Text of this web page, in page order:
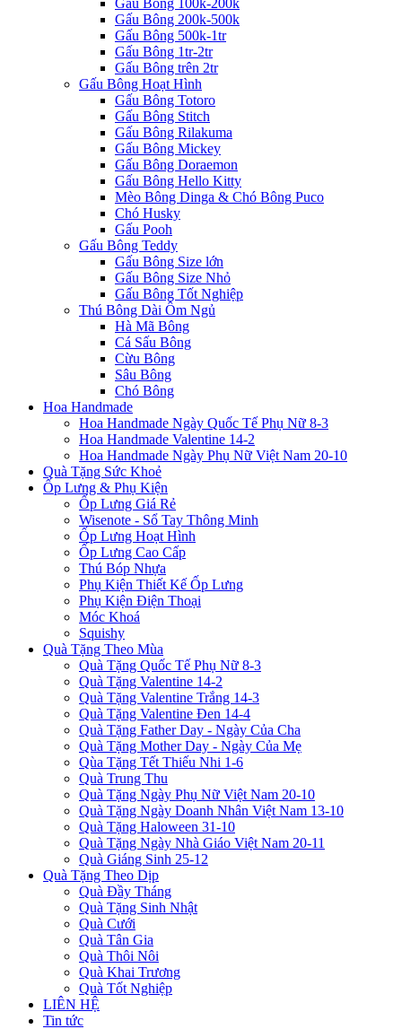
Gấu Bông 100k-200k
Gấu Bông 200k-500k
Gấu Bông 500k-1tr
Gấu Bông 1tr-2tr
Gấu Bông trên 2tr
Gấu Bông Hoạt Hình
Gấu Bông Totoro
Gấu Bông Stitch
Gấu Bông Rilakuma
Gấu Bông Mickey
Gấu Bông Doraemon
Gấu Bông Hello Kitty
Mèo Bông Dinga & Chó Bông Puco
Chó Husky
Gấu Pooh
Gấu Bông Teddy
Gấu Bông Size lớn
Gấu Bông Size Nhỏ
Gấu Bông Tốt Nghiệp
Thú Bông Dài Ôm Ngủ
Hà Mã Bông
Cá Sấu Bông
Cừu Bông
Sâu Bông
Chó Bông
Hoa Handmade
Hoa Handmade Ngày Quốc Tế Phụ Nữ 8-3
Hoa Handmade Valentine 14-2
Hoa Handmade Ngày Phụ Nữ Việt Nam 20-10
Quà Tặng Sức Khoẻ
Ốp Lưng & Phụ Kiện
Ốp Lưng Giá Rẻ
Wisenote - Sổ Tay Thông Minh
Ốp Lưng Hoạt Hình
Ốp Lưng Cao Cấp
Thú Bóp Nhựa
Phụ Kiện Thiết Kế Ốp Lưng
Phụ Kiện Điện Thoại
Móc Khoá
Squishy
Quà Tặng Theo Mùa
Quà Tặng Quốc Tế Phụ Nữ 8-3
Quà Tặng Valentine 14-2
Quà Tặng Valentine Trắng 14-3
Quà Tặng Valentine Đen 14-4
Quà Tặng Father Day - Ngày Của Cha
Quà Tặng Mother Day - Ngày Của Mẹ
Qùa Tặng Tết Thiếu Nhi 1-6
Quà Trung Thu
Quà Tặng Ngày Phụ Nữ Việt Nam 20-10
Quà Tặng Ngày Doanh Nhân Việt Nam 13-10
Quà Tặng Haloween 31-10
Quà Tặng Ngày Nhà Giáo Việt Nam 20-11
Quà Giáng Sinh 25-12
Quà Tặng Theo Dịp
Quà Đầy Tháng
Quà Tặng Sinh Nhật
Quà Cưới
Quà Tân Gia
Quà Thôi Nôi
Quà Khai Trương
Quà Tốt Nghiệp
LIÊN HỆ
Tin tức